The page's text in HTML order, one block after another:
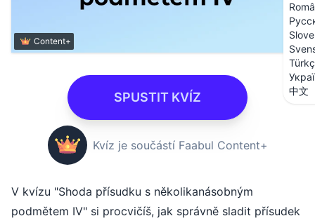
中文
Content+
SPUSTIT KVÍZ
Kvíz je součástí Faabul Content+
V kvízu "Shoda přísudku s několikanásobným
podmětem IV" si procvičíš, jak správně sladit přísudek